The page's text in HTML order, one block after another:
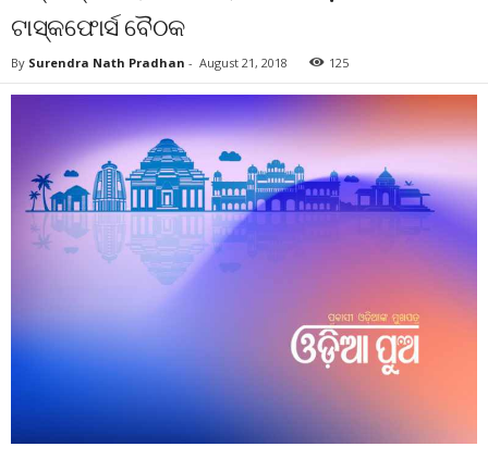
ଟାସ୍କଫୋର୍ସ ବୈଠକ
By Surendra Nath Pradhan - August 21, 2018 125